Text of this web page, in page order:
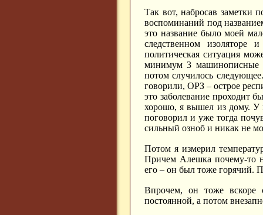
Так вот, набросав заметки
воспоминаний под
это название было моей
следственном изоляторе
политическая ситуация
минимум 3 машинописные
потом случилось
говорили, ОРЗ – острое
это заболевание проходит
хорошо, я вышел из дому. У
поговорил и уже тогда
сильный озноб и никак не
Потом я измерил
Причем Алешка почему-то
его – он был тоже горячий.
Впрочем, он тоже вскоре
постоянной, а потом